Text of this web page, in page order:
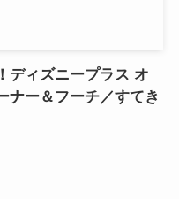
ディズニープラス オ
ナー＆フーチ／すてき